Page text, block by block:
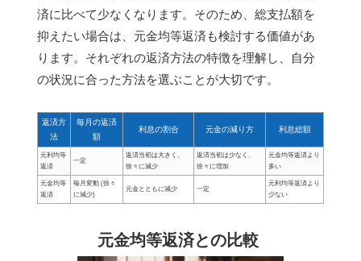
済に比べて少なくなります。そのため、総支払額を
抑えたい場合は、元金均等返済も検討する価値があ
ります。それぞれの返済方法の特徴を理解し、自分
の状況に合った方法を選ぶことが大切です。
返済方
法
毎月の返済
額
利息の割合 元金の減り方 利息総額
元利均等
返済
一定
返済当初は大きく、
徐々に減少
返済当初は少なく、
徐々に増加
元金均等返済より
多い
元金均等
返済
毎月変動 (徐々
に減少)
元金とともに減少 一定
元利均等返済より
少ない
元金均等返済との比較